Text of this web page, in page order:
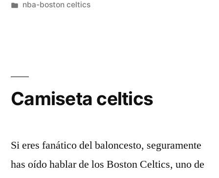
por
Publicado
nba-boston celtics
Camiseta celtics
Si eres fanático del baloncesto, seguramente
has oído hablar de los Boston Celtics, uno de